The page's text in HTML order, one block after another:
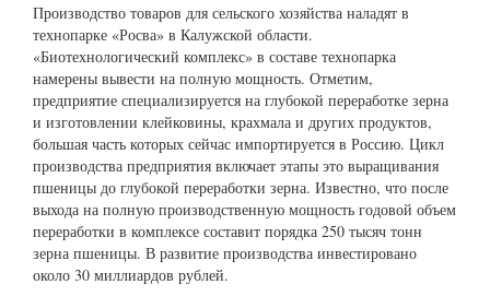
Производство товаров для сельского хозяйства наладят в
технопарке «Росва» в Калужской области.
«Биотехнологический комплекс» в составе технопарка
намерены вывести на полную мощность. Отметим,
предприятие специализируется на глубокой переработке зерна
и изготовлении клейковины, крахмала и других продуктов,
большая часть которых сейчас импортируется в Россию. Цикл
производства предприятия включает этапы это выращивания
пшеницы до глубокой переработки зерна. Известно, что после
выхода на полную производственную мощность годовой объем
переработки в комплексе составит порядка 250 тысяч тонн
зерна пшеницы. В развитие производства инвестировано
около 30 миллиардов рублей.